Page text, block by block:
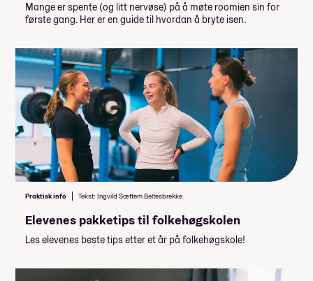
Mange er spente (og litt nervøse) på å møte roomien sin for
første gang. Her er en guide til hvordan å bryte isen.
Praktisk info Tekst: Ingvild Sættem Beltesbrekke
Elevenes pakketips til folkehøgskolen
Les elevenes beste tips etter et år på folkehøgskole!